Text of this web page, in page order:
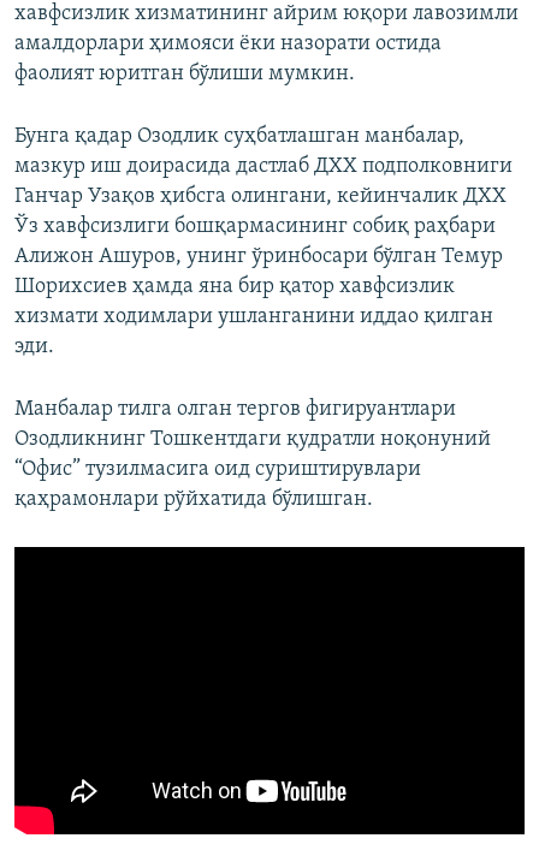
хавфсизлик хизматининг айрим юқори лавозимли
амалдорлари ҳимояси ёки назорати остида
фаолият юритган бўлиши мумкин.
Бунга қадар Озодлик суҳбатлашган манбалар,
мазкур иш доирасида дастлаб ДХХ подполковниги
Ганчар Узақов ҳибсга олингани, кейинчалик ДХХ
Ўз хавфсизлиги бошқармасининг собиқ раҳбари
Алижон Ашуров, унинг ўринбосари бўлган Темур
Шорихсиев ҳамда яна бир қатор хавфсизлик
хизмати ходимлари ушланганини иддао қилган
эди.
Манбалар тилга олган тергов фигируантлари
Озодликнинг Тошкентдаги қудратли ноқонуний
“Офис” тузилмасига оид суриштирувлари
қаҳрамонлари рўйхатида бўлишган.